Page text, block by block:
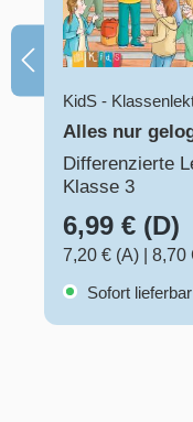
KidS -
Alles nur
Differenzierte
Klasse 3
6,99 € (D)
7,20 € (A)
8,70
Sofort lieferbar